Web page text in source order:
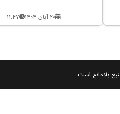
۲۰ آبان ۱۴۰۴ ۱۱:۴۷
بلامانع است.